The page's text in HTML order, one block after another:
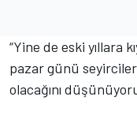
“Yine de eski yıllara
pazar günü
olacağını